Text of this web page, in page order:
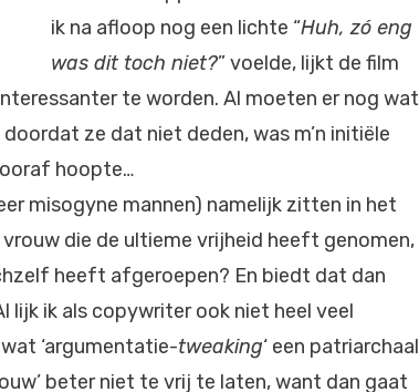
ik na afloop nog een lichte “Huh, zó eng
was dit toch niet?” voelde, lijkt de film
te worden. Al moeten er nog wat
doordat ze dat niet deden, was m’n initiële
hoopte…
misogyne mannen) namelijk zitten in het
die de ultieme vrijheid heeft genomen,
heeft afgeroepen? En biedt dat dan
lijk ik als copywriter ook niet heel veel
‘argumentatie-tweaking‘ een patriarchaal
beter niet te vrij te laten, want dan gaat